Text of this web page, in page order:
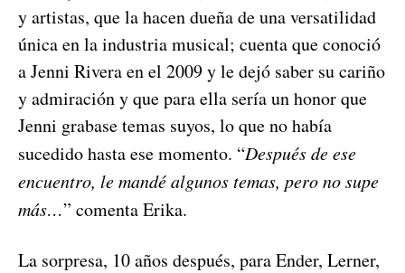
y artistas, que la hacen dueña de una versatilidad
única en la industria musical; cuenta que conoció
a Jenni Rivera en el 2009 y le dejó saber su cariño
y admiración y que para ella sería un honor que
Jenni grabase temas suyos, lo que no había
sucedido hasta ese momento. “Después de ese
encuentro, le mandé algunos temas, pero no supe
más…” comenta Erika.
La sorpresa, 10 años después, para Ender, Lerner,